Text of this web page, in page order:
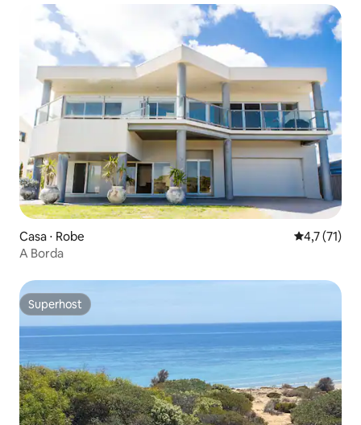
Casa ⋅ Robe 4,7 de uma
4,7 (71)
A Borda
Superhost
Superhost